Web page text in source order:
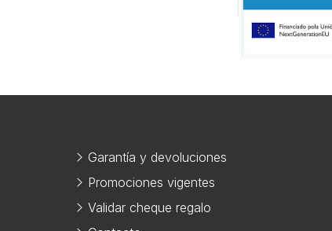
Garantía y devoluciones
Promociones vigentes
Validar cheque regalo